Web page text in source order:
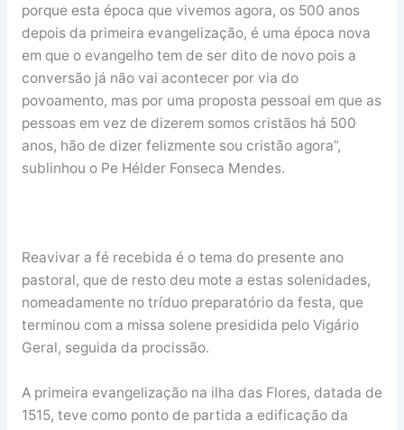
porque esta época que vivemos agora, os 500 anos
depois da primeira evangelização, é uma época nova
em que o evangelho tem de ser dito de novo pois a
conversão já não vai acontecer por via do
povoamento, mas por uma proposta pessoal em que as
pessoas em vez de dizerem somos cristãos há 500
anos, hão de dizer felizmente sou cristão agora”,
sublinhou o Pe Hélder Fonseca Mendes.
Reavivar a fé recebida é o tema do presente ano
pastoral, que de resto deu mote a estas solenidades,
nomeadamente no tríduo preparatório da festa, que
terminou com a missa solene presidida pelo Vigário
Geral, seguida da procissão.
A primeira evangelização na ilha das Flores, datada de
1515, teve como ponto de partida a edificação da